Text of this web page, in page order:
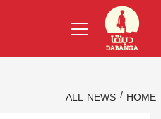
content
Menu
HOME
ALL NEWS